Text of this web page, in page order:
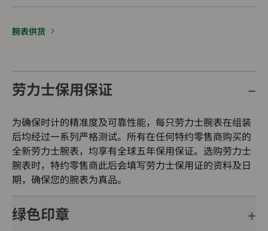
腕表供货
劳力士保用保证
为确保时计的精准度及可靠性能，每只劳力士腕表在组装
后均经过一系列严格测试。所有在任何特约零售商购买的
全新劳力士腕表，均享有全球五年保用保证。选购劳力士
腕表时，特约零售商此后会填写劳力士保用证的资料及日
期，确保您的腕表为真品。
绿色印章